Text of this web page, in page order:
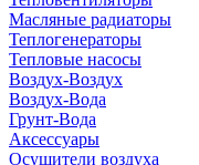
Масляные радиаторы
Теплогенераторы
Тепловые насосы
Воздух-Воздух
Воздух-Вода
Грунт-Вода
Аксессуары
Осушители воздуха